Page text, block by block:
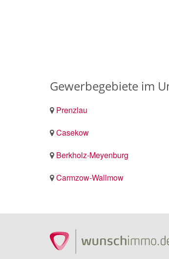
Gewerbegebiete im
Prenzlau
Casekow
Berkholz-Meyenburg
Carmzow-Wallmow